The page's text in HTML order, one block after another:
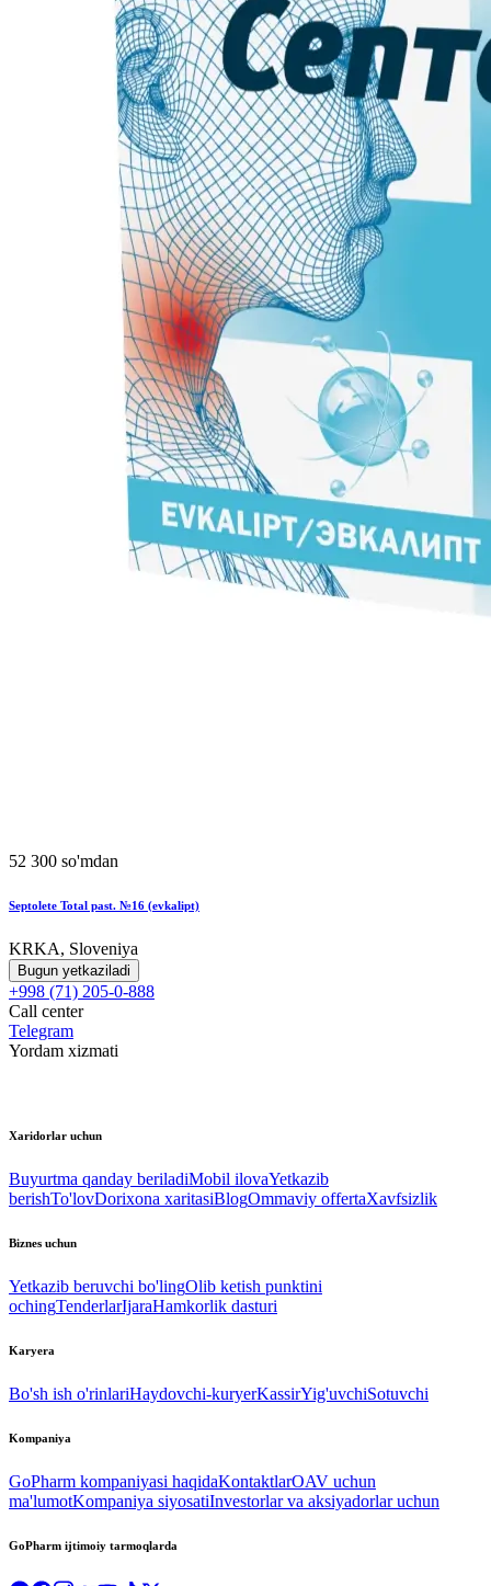
52 300 so'mdan
Septolete Total past. №16 (evkalipt)
KRKA, Sloveniya
Bugun yetkaziladi
+998 (71) 205-0-888
Call center
Telegram
Yordam xizmati
Xaridorlar uchun
Buyurtma qanday beriladiMobil ilovaYetkazib
berishTo'lovDorixona xaritasiBlogOmmaviy offertaXavfsizlik
Biznes uchun
Yetkazib beruvchi bo'lingOlib ketish punktini
ochingTenderlarIjaraHamkorlik dasturi
Karyera
Bo'sh ish o'rinlariHaydovchi-kuryerKassirYig'uvchiSotuvchi
Kompaniya
GoPharm kompaniyasi haqidaKontaktlarOAV uchun
ma'lumotKompaniya siyosatiInvestorlar va aksiyadorlar uchun
GoPharm ijtimoiy tarmoqlarda